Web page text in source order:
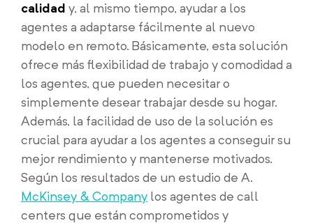
calidad y, al mismo tiempo, ayudar a los
agentes a adaptarse fácilmente al nuevo
modelo en remoto. Básicamente, esta solución
ofrece más flexibilidad de trabajo y comodidad a
los agentes, que pueden necesitar o
simplemente desear trabajar desde su hogar.
Además, la facilidad de uso de la solución es
crucial para ayudar a los agentes a conseguir su
mejor rendimiento y mantenerse motivados.
Según los resultados de un estudio de A.
McKinsey & Company los agentes de call
centers que están comprometidos y